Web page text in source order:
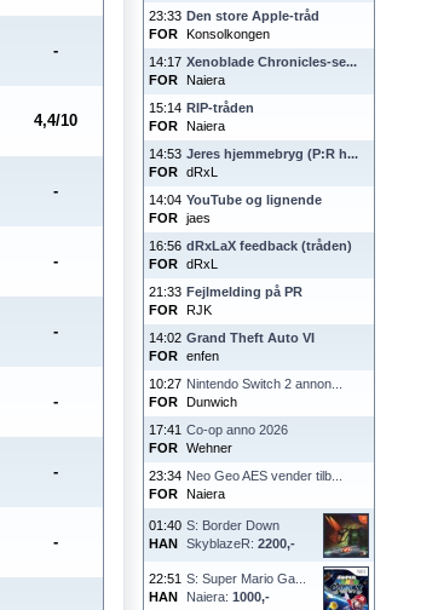
23:33
FOR
Den store Apple-tråd
Konsolkongen
14:17
FOR
Xenoblade Chronicles-se...
Naiera
15:14
FOR
RIP-tråden
Naiera
14:53
FOR
Jeres hjemmebryg (P:R h...
dRxL
14:04
FOR
YouTube og lignende
jaes
16:56
FOR
dRxLaX feedback (tråden)
dRxL
21:33
FOR
Fejlmelding på PR
RJK
14:02
FOR
Grand Theft Auto VI
enfen
10:27
FOR
Nintendo Switch 2 annon...
Dunwich
17:41
FOR
Co-op anno 2026
Wehner
23:34
FOR
Neo Geo AES vender tilb...
Naiera
01:40
HAN
S: Border Down
SkyblazeR: 2200,-
22:51
HAN
S: Super Mario Ga...
Naiera: 1000,-
-
4,4/10
-
-
-
-
-
-